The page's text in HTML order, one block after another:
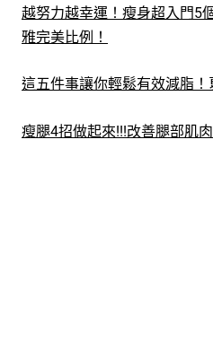
越努力越幸運！瘦身超入門5
雅完美比例！
這五件事讓你輕鬆有效減脂
瘦腿4招做起來!!!改善腿部肌